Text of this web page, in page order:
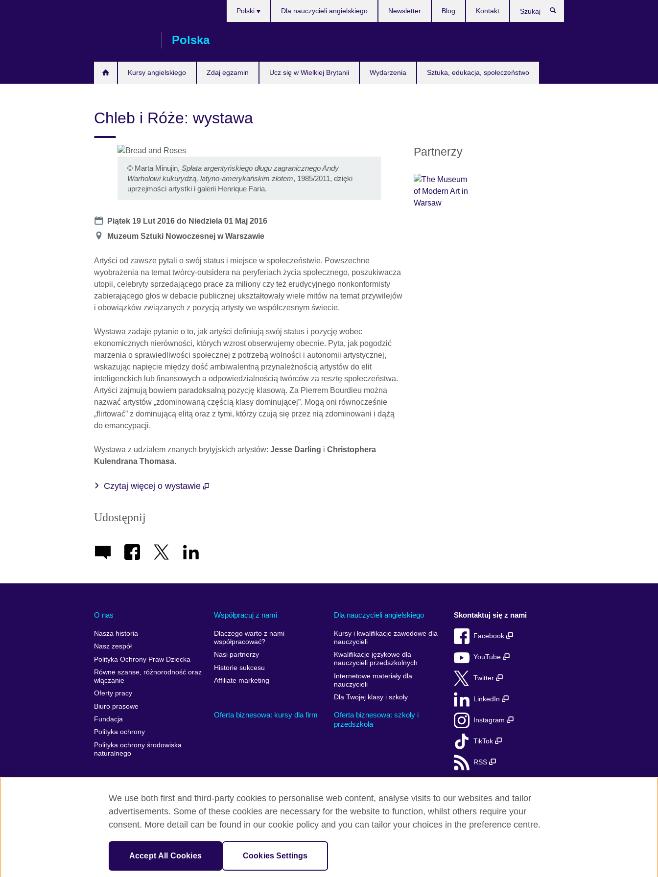
Polska
Kursy angielskiego Zdaj egzamin Ucz się w Wielkiej Brytanii Wydarzenia Sztuka, edukacja, społeczeństwo
Polski Dla nauczycieli angielskiego Newsletter Blog Kontakt
Chleb i Róże: wystawa
© Marta Minujin, Spłata argentyńskiego długu zagranicznego Andy
Warholowi kukurydzą, latyno-amerykańskim złotem, 1985/2011, dzięki
uprzejmości artystki i galerii Henrique Faria.
Date
Piątek 19 Lut 2016 do Niedziela 01 Maj 2016
Miejsce
Muzeum Sztuki Nowoczesnej w Warszawie
Artyści od zawsze pytali o swój status i miejsce w społeczeństwie. Powszechne
wyobrażenia na temat twórcy-outsidera na peryferiach życia społecznego, poszukiwacza
utopii, celebryty sprzedającego prace za miliony czy też erudycyjnego nonkonformisty
zabierającego głos w debacie publicznej ukształtowały wiele mitów na temat przywilejów
i obowiązków związanych z pozycją artysty we współczesnym świecie.
Wystawa zadaje pytanie o to, jak artyści definiują swój status i pozycję wobec
ekonomicznych nierówności, których wzrost obserwujemy obecnie. Pyta, jak pogodzić
marzenia o sprawiedliwości społecznej z potrzebą wolności i autonomii artystycznej,
wskazując napięcie między dość ambiwalentną przynależnością artystów do elit
inteligenckich lub finansowych a odpowiedzialnością twórców za resztę społeczeństwa.
Artyści zajmują bowiem paradoksalną pozycję klasową. Za Pierrem Bourdieu można
nazwać artystów „zdominowaną częścią klasy dominującej”. Mogą oni równocześnie
„flirtować” z dominującą elitą oraz z tymi, którzy czują się przez nią zdominowani i dążą
do emancypacji.
Wystawa z udziałem znanych brytyjskich artystów: Jesse Darling i Christophera
Kulendrana Thomasa.
Czytaj więcej o wystawie
Udostępnij
Partnerzy
O nas
Nasza historia
Nasz zespół
Polityka Ochrony Praw Dziecka
Równe szanse, różnorodność oraz
włączanie
Oferty pracy
Biuro prasowe
Fundacja
Polityka ochrony
Polityka ochrony środowiska
naturalnego
Współpracuj z nami
Dlaczego warto z nami
współpracować?
Nasi partnerzy
Historie sukcesu
Affiliate marketing
Dla nauczycieli angielskiego
Kursy i kwalifikacje zawodowe dla
nauczycieli
Kwalifikacje językowe dla
nauczycieli przedszkolnych
Internetowe materiały dla
nauczycieli
Dla Twojej klasy i szkoły
Oferta biznesowa: kursy dla firm
Oferta biznesowa: szkoły i
przedszkola
Skontaktuj się z nami
Facebook
YouTube
Twitter
LinkedIn
Instagram
TikTok
RSS
British Council globalnie Prywatność i warunki użytkowania Ciasteczka Mapa strony
British Council jest międzynarodową organizacją reprezentującą Zjednoczone Królestwo Wielkiej Brytanii i Irlandii Północnej.
Fundacja British Council jest jednostką zależną British Council UK.
We use both first and third-party cookies to personalise web content, analyse visits to our websites and tailor
advertisements. Some of these cookies are necessary for the website to function, whilst others require your
consent. More detail can be found in our cookie policy and you can tailor your choices in the preference centre.
Accept All Cookies Cookies Settings